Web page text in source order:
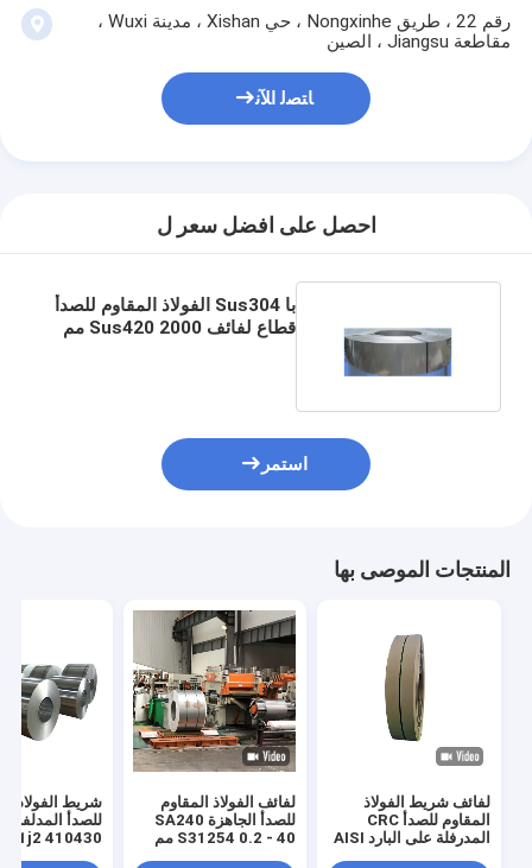
رقم 22 ، طريق Nongxinhe ، حي Xishan ، مدينة Wuxi ،
مقاطعة Jiangsu ، الصين
ﺎﺘﺼﻟ ﺍﻶﻧ
احصل على افضل سعر ل
با Sus304 الفولاذ المقاوم للصدأ
قطاع لفائف Sus420 2000 مم
استمر
المنتجات الموصى بها
لفائف شريط الفولاذ
المقاوم للصدأ CRC
المدرفلة على البارد AISI
لفائف الفولاذ المقاوم
للصدأ الجاهزة SA240
S31254 0.2 - 40 مم
شريط الفولاذ
للصدأ المدلفن
410430